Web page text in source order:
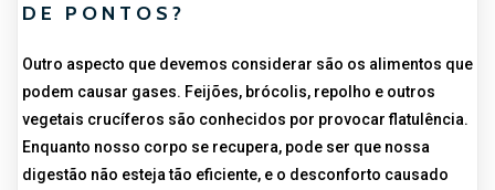
DE PONTOS?
Outro aspecto que devemos considerar são os alimentos que
podem causar gases. Feijões, brócolis, repolho e outros
vegetais crucíferos são conhecidos por provocar flatulência.
Enquanto nosso corpo se recupera, pode ser que nossa
digestão não esteja tão eficiente, e o desconforto causado